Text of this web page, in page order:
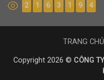
2 1 6 3 1 9 4
Copyright 2026 © CÔNG
TRANG CHỦ